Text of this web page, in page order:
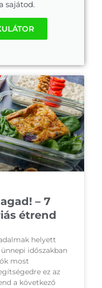
sajátod.
– 7
étrend
helyett
időszakban
most
ez az
a következő